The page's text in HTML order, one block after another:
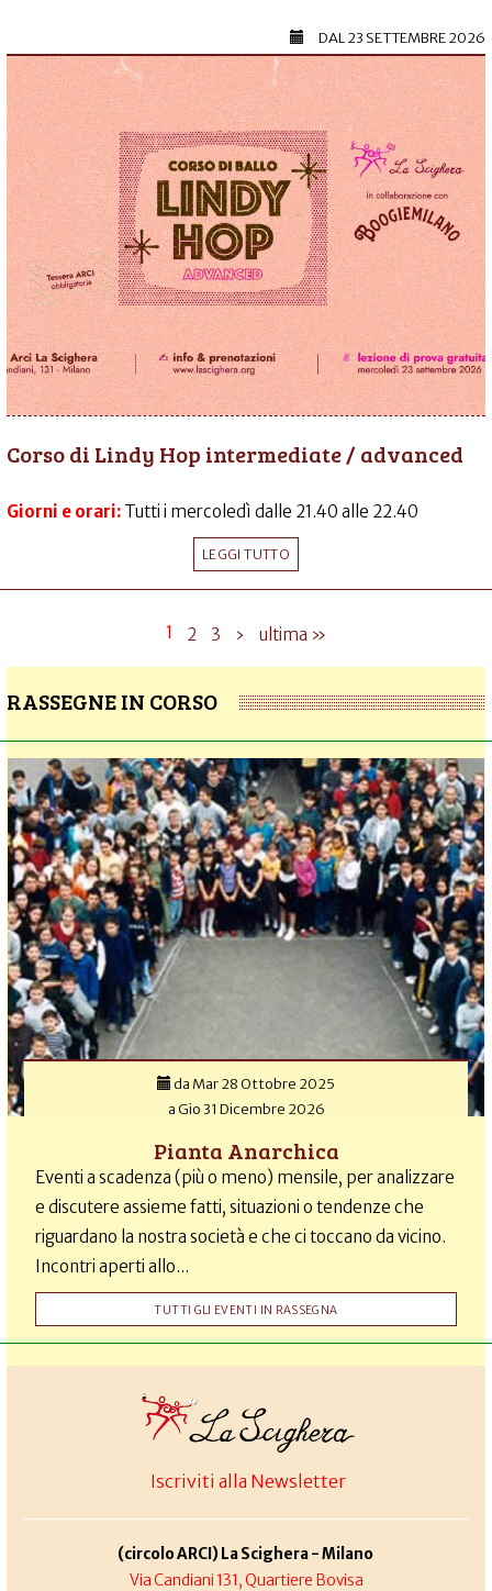
DAL23 SETTEMBRE 2026
Corso di Lindy Hop intermediate / advanced
Giorni e orari: Tutti i mercoledì dalle 21.40 alle 22.40
LEGGI TUTTO
1 2 3 › ultima »
RASSEGNE IN CORSO
da Mar 28 Ottobre 2025
aGio 31 Dicembre 2026
Pianta Anarchica
Eventi a scadenza (più o meno) mensile, per analizzare
e discutere assieme fatti, situazioni o tendenze che
riguardano la nostra società e che ci toccano da vicino.
Incontri aperti allo...
TUTTI GLI EVENTI IN RASSEGNA
Iscriviti alla Newsletter
(circolo ARCI) La Scighera - Milano
Via Candiani 131, Quartiere Bovisa